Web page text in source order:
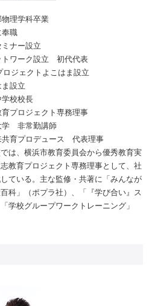
理学科卒業
奉職
ナー設立
トワーク設立 初代代表
ロジェクトよこはま設立
ま設立
校校長
プロジェクト専務理事
学 非常勤講師
共育プロデュース 代表理事
は、横浜市教育委員会から優秀教育実
教育プロジェクト専務理事として、社
ている。主な監修・共著に「みんなが
科」（ポプラ社）、「『学び合い』ス
学校グループワークトレーニング」